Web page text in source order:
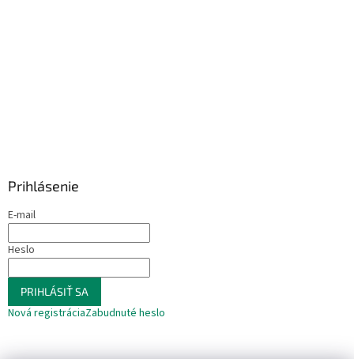
Prihlásenie
E-mail
Heslo
PRIHLÁSIŤ SA
Nová registráciaZabudnuté heslo